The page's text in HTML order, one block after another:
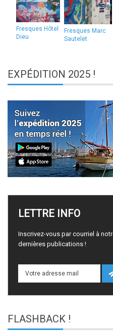
Fresques Hôtel
Dieu
Fresques Marc
Sautelet
EXPÉDITION 2025 !
LETTRE INFO
Inscrivez-vous par courriel à
dernières publications !
FLASHBACK !